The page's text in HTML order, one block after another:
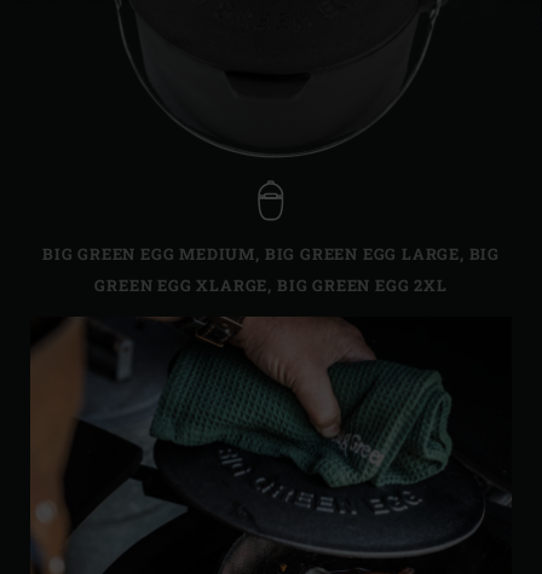
BIG GREEN EGG MEDIUM, BIG GREEN EGG LARGE, BIG
GREEN EGG XLARGE, BIG GREEN EGG 2XL